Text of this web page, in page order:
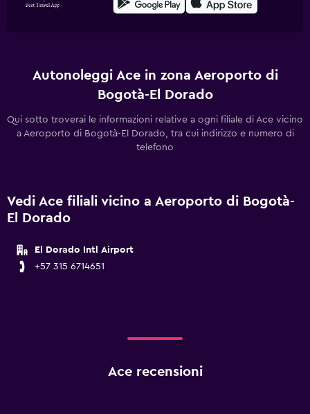
Autonoleggi Ace in zona Aeroporto di
Bogotà-El Dorado
Qui sotto troverai le informazioni relative a ogni filiale di Ace vicino
a Aeroporto di Bogotà-El Dorado, tra cui indirizzo e numero di
telefono
Vedi Ace filiali vicino a Aeroporto di Bogotà-
El Dorado
El Dorado Intl Airport
+57 315 6714651
Ace recensioni